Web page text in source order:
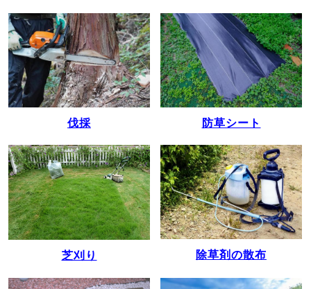
伐採 防草シート
芝刈り 除草剤の散布